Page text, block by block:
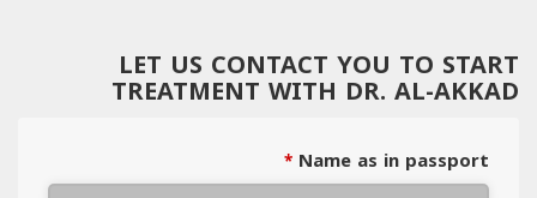
LET US CONTACT YOU TO START
TREATMENT WITH DR. AL-AKKAD
Name as in passport
*